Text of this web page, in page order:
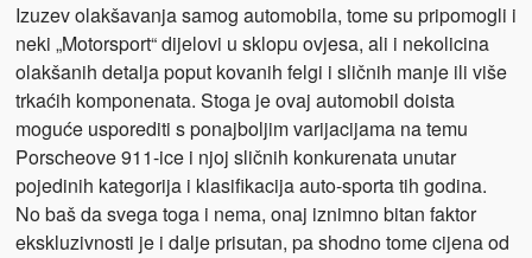
Izuzev olakšavanja samog automobila, tome su pripomogli i
neki „Motorsport“ dijelovi u sklopu ovjesa, ali i nekolicina
olakšanih detalja poput kovanih felgi i sličnih manje ili više
trkaćih komponenata. Stoga je ovaj automobil doista
moguće usporediti s ponajboljim varijacijama na temu
Porscheove 911-ice i njoj sličnih konkurenata unutar
pojedinih kategorija i klasifikacija auto-sporta tih godina.
No baš da svega toga i nema, onaj iznimno bitan faktor
ekskluzivnosti je i dalje prisutan, pa shodno tome cijena od